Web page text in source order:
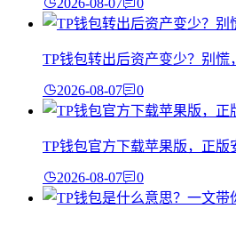
2026-08-07 0
TP钱包转出后资产变少？别
2026-08-07 0
TP钱包官方下载苹果版，正版
2026-08-07 0